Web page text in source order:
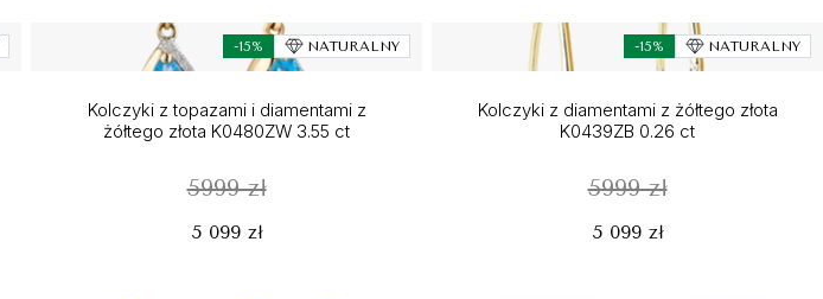
-15% NATURALNY
Kolczyki z topazami i diamentami z
żółtego złota K0480ZW 3.55 ct
5999 zł
5 099 zł
-15% NATURALNY
Kolczyki z diamentami z żółtego złota
K0439ZB 0.26 ct
5999 zł
5 099 zł